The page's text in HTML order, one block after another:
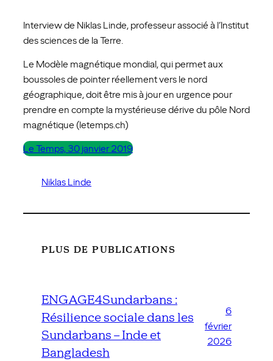
Interview de Niklas Linde, professeur associé à l’Institut
des sciences de la Terre.
Le Modèle magnétique mondial, qui permet aux
boussoles de pointer réellement vers le nord
géographique, doit être mis à jour en urgence pour
prendre en compte la mystérieuse dérive du pôle Nord
magnétique (letemps.ch)
Le Temps, 30 janvier 2019
Niklas Linde
PLUS DE PUBLICATIONS
ENGAGE4Sundarbans :
Résilience sociale dans les
Sundarbans – Inde et
Bangladesh
6
février
2026